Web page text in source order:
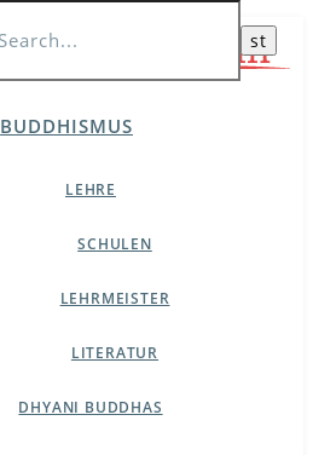
BUDDHISMUS
LEHRE
SCHULEN
LEHRMEISTER
LITERATUR
DHYANI BUDDHAS